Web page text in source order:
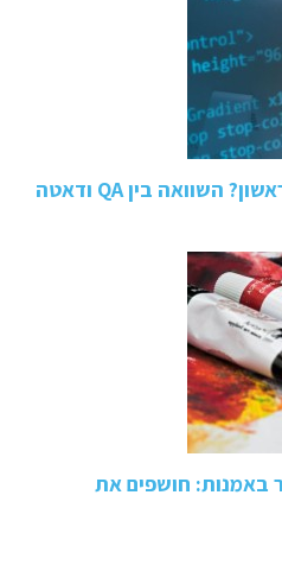
איך לבחור קורס טכנולוגי ראשון? השוואה בין QA ודאטה
באמנות: חושפים את